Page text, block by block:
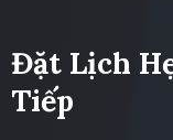
Đặt Lịch
Tiếp